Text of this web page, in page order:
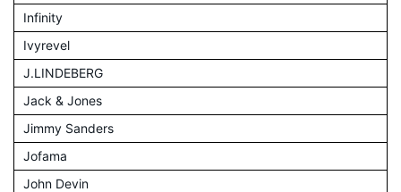
Infinity
Ivyrevel
J.LINDEBERG
Jack & Jones
Jimmy Sanders
Jofama
John Devin